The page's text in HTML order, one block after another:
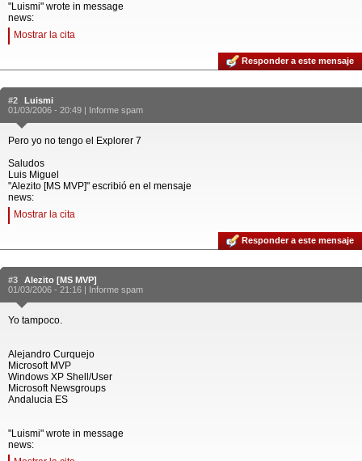
"Luismi" wrote in message
news:
Mostrar la cita
Responder a este mensaje
#2
Luismi
01/03/2006 - 20:49 | Informe spam
Pero yo no tengo el Explorer 7
Saludos
Luis Miguel
"Alezito [MS MVP]" escribió en el mensaje
news:
Mostrar la cita
Responder a este mensaje
#3
Alezito [MS MVP]
01/03/2006 - 21:16 | Informe spam
Yo tampoco.
Alejandro Curquejo
Microsoft MVP
Windows XP Shell/User
Microsoft Newsgroups
Andalucia ES
"Luismi" wrote in message
news: